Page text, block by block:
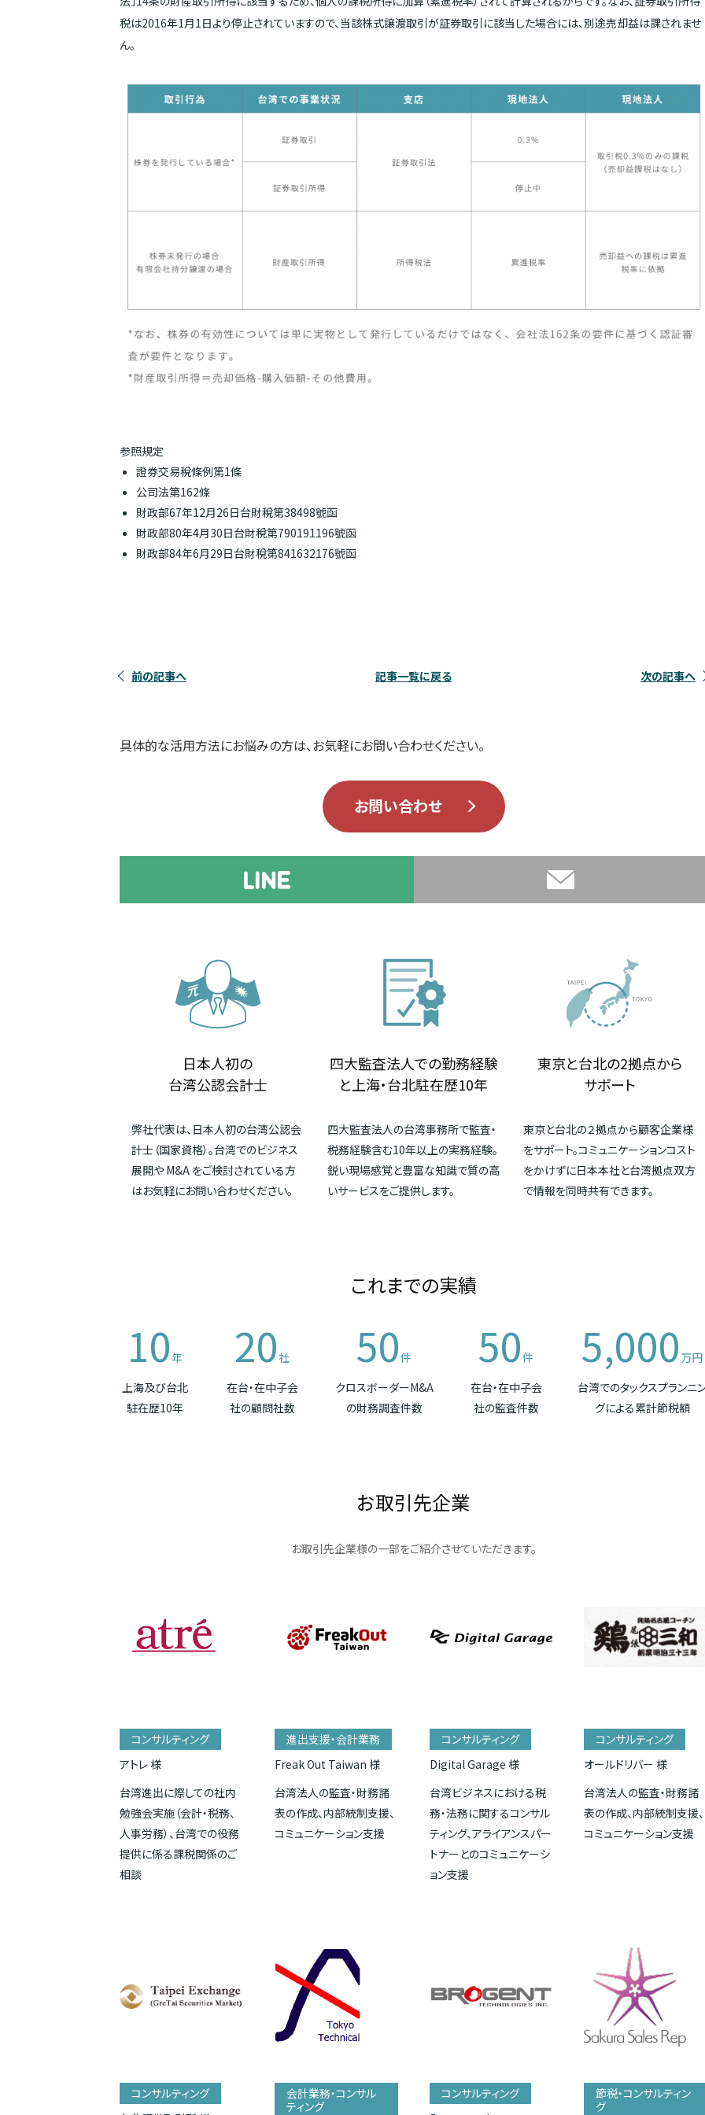
税は2016年1月1日より停止されていますので、当該株式譲渡取引が証券取引に該当した場合には、別途売却益は課されませ
ん。
参照規定
證券交易稅條例第1條
公司法第162條
財政部67年12月26日台財稅第38498號函
財政部80年4月30日台財稅第790191196號函
財政部84年6月29日台財稅第841632176號函
前の記事へ 記事一覧に戻る 次の記事へ
具体的な活用方法にお悩みの方は、お気軽にお問い合わせください。
お問い合わせ
日本人初の
台湾公認会計士
弊社代表は、日本人初の台湾公認会
計士（国家資格）。台湾でのビジネス
展開や M&A をご検討されている方
はお気軽にお問い合わせください。
四大監査法人での勤務経験
と上海・台北駐在歴10年
四大監査法人の台湾事務所で監査・
税務経験含む10年以上の実務経験。
鋭い現場感覚と豊富な知識で質の高
いサービスをご提供します。
東京と台北の2拠点から
サポート
東京と台北の２拠点から顧客企業様
をサポート。コミュニケーションコスト
をかけずに日本本社と台湾拠点双方
で情報を同時共有できます。
これまでの実績
10年
上海及び台北
駐在歴10年
20社
在台・在中子会
社の顧問社数
50件
クロスボーダーM&A
の財務調査件数
50件
在台・在中子会
社の監査件数
5,000 万円
台湾でのタックスプランニ
グによる累計節税額
お取引先企業
お取引先企業様の一部をご紹介させていただきます。
コンサルティング
アトレ 様
台湾進出に際しての社内
勉強会実施（会計・税務、
人事労務）、台湾での役務
提供に係る課税関係のご
相談
進出支援・会計業務
Freak Out Taiwan 様
台湾法人の監査・財務諸
表の作成、内部統制支援、
コミュニケーション支援
コンサルティング
Digital Garage 様
台湾ビジネスにおける税
務・法務に関するコンサル
ティング、アライアンスパー
トナーとのコミュニケーシ
ョン支援
コンサルティング
オールドリバー 様
台湾法人の監査・財務諸
表の作成、内部統制支援、
コミュニケーション支援
コンサルティング
会計業務・コンサル
ティング
コンサルティング
節税・コンサルティン
グ